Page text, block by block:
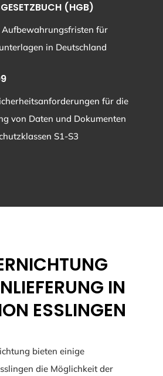
(HGB)
Aufbewahrungsfristen für
in Deutschland
für die
von Daten und Dokumenten
S1-S3
IN
ESSLINGEN
bieten einige
die Möglichkeit der